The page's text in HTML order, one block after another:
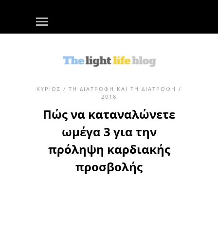
ΚΎΡΙΟΣ / ΤΗ ΔΙΑΤΡΟΦΉ ΚΑΙ ΤΗ ΔΙΑΤΡΟΦΉ /
2018
Πώς να καταναλώνετε
ωμέγα 3 για την
πρόληψη καρδιακής
προσβολής